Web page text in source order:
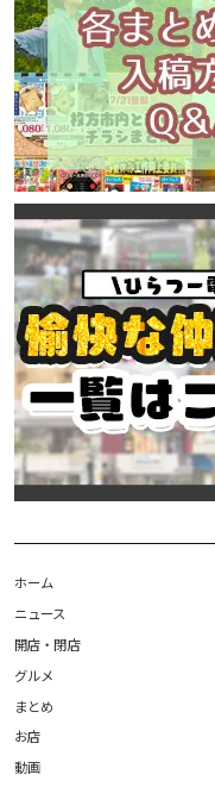
ホーム
ニュース
開店・閉店
グルメ
まとめ
お店
動画